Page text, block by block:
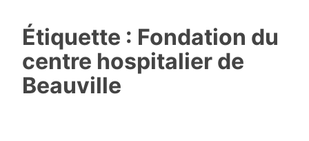
Étiquette : Fondation du
centre hospitalier de
Beauville